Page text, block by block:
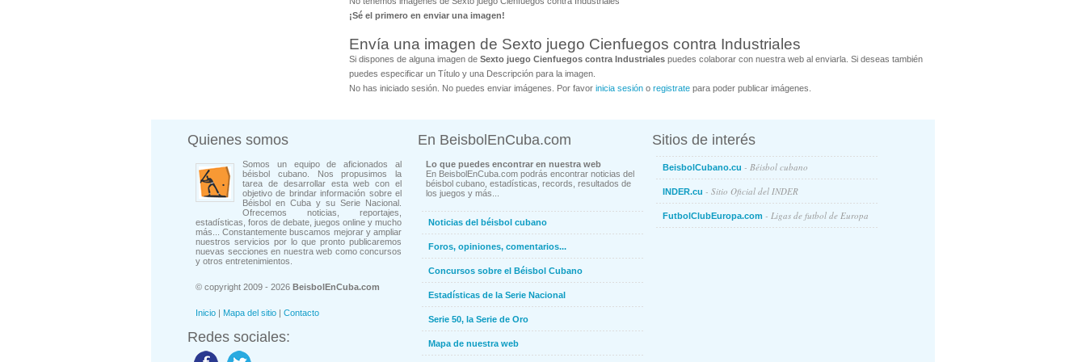
¡Sé el primero en enviar una imagen!
Envía una imagen de Sexto juego Cienfuegos contra Industriales
Si dispones de alguna imagen de Sexto juego Cienfuegos contra Industriales puedes colaborar con nuestra web al enviarla. Si deseas también
puedes especificar un Título y una Descripción para la imagen.
No has iniciado sesión. No puedes enviar imágenes. Por favor inicia sesión o registrate para poder publicar imágenes.
Quienes somos
Somos un equipo de aficionados al
béisbol cubano. Nos propusimos la
tarea de desarrollar esta web con el
objetivo de brindar información sobre el
Béisbol en Cuba y su Serie Nacional.
Ofrecemos noticias, reportajes,
estadísticas, foros de debate, juegos online y mucho
más... Constantemente buscamos mejorar y ampliar
nuestros servicios por lo que pronto publicaremos
nuevas secciones en nuestra web como concursos
y otros entretenimientos.
© copyright 2009 - 2026 BeisbolEnCuba.com
Inicio | Mapa del sitio | Contacto
Redes sociales:
En BeisbolEnCuba.com
Lo que puedes encontrar en nuestra web
En BeisbolEnCuba.com podrás encontrar noticias del
béisbol cubano, estadísticas, records, resultados de
los juegos y más...
Noticias del béisbol cubano
Foros, opiniones, comentarios...
Concursos sobre el Béisbol Cubano
Estadísticas de la Serie Nacional
Serie 50, la Serie de Oro
Mapa de nuestra web
Sitios de interés
BeisbolCubano.cu - Béisbol cubano
INDER.cu - Sitio Oficial del INDER
FutbolClubEuropa.com - Ligas de futbol de Europa